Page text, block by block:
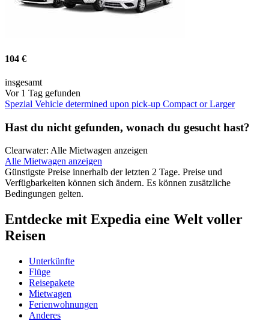
104 €
insgesamt
Vor 1 Tag gefunden
Spezial Vehicle determined upon pick-up Compact or Larger
Hast du nicht gefunden, wonach du gesucht hast?
Clearwater: Alle Mietwagen anzeigen
Alle Mietwagen anzeigen
Günstigste Preise innerhalb der letzten 2 Tage. Preise und
Verfügbarkeiten können sich ändern. Es können zusätzliche
Bedingungen gelten.
Entdecke mit Expedia eine Welt voller
Reisen
Unterkünfte
Flüge
Reisepakete
Mietwagen
Ferienwohnungen
Anderes